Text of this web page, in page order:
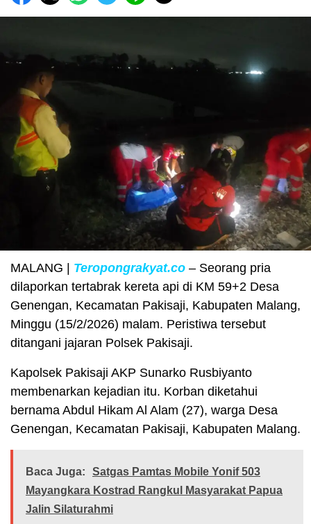
MALANG | Teropongrakyat.co – Seorang pria
dilaporkan tertabrak kereta api di KM 59+2 Desa
Genengan, Kecamatan Pakisaji, Kabupaten Malang,
Minggu (15/2/2026) malam. Peristiwa tersebut
ditangani jajaran Polsek Pakisaji.
Kapolsek Pakisaji AKP Sunarko Rusbiyanto
membenarkan kejadian itu. Korban diketahui
bernama Abdul Hikam Al Alam (27), warga Desa
Genengan, Kecamatan Pakisaji, Kabupaten Malang.
Baca Juga:
Satgas Pamtas Mobile Yonif 503
Mayangkara Kostrad Rangkul Masyarakat Papua
Jalin Silaturahmi